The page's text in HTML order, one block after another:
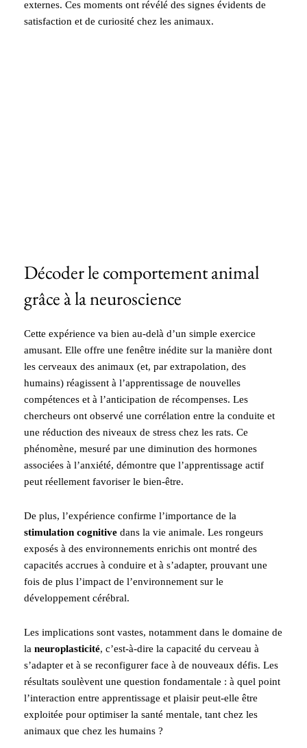
externes. Ces moments ont révélé des signes évidents de
satisfaction et de curiosité chez les animaux.
Décoder le comportement animal
grâce à la neuroscience
Cette expérience va bien au-delà d’un simple exercice
amusant. Elle offre une fenêtre inédite sur la manière dont
les cerveaux des animaux (et, par extrapolation, des
humains) réagissent à l’apprentissage de nouvelles
compétences et à l’anticipation de récompenses. Les
chercheurs ont observé une corrélation entre la conduite et
une réduction des niveaux de stress chez les rats. Ce
phénomène, mesuré par une diminution des hormones
associées à l’anxiété, démontre que l’apprentissage actif
peut réellement favoriser le bien-être.
De plus, l’expérience confirme l’importance de la
stimulation cognitive dans la vie animale. Les rongeurs
exposés à des environnements enrichis ont montré des
capacités accrues à conduire et à s’adapter, prouvant une
fois de plus l’impact de l’environnement sur le
développement cérébral.
Les implications sont vastes, notamment dans le domaine de
la neuroplasticité, c’est-à-dire la capacité du cerveau à
s’adapter et à se reconfigurer face à de nouveaux défis. Les
résultats soulèvent une question fondamentale : à quel point
l’interaction entre apprentissage et plaisir peut-elle être
exploitée pour optimiser la santé mentale, tant chez les
animaux que chez les humains ?